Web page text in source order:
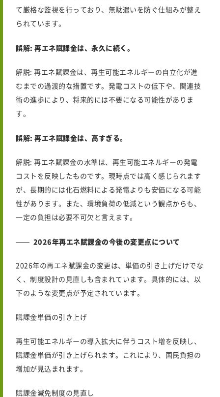
て厳格な監視を行っており、無駄遣いを防ぐ仕組みが整え
られています。
誤解: 再エネ賦課金は、永久に続く。
解説: 再エネ賦課金は、再生可能エネルギーの自立化が進
むまでの過渡的な措置です。発電コストの低下や、関連技
術の進歩により、将来的には不要になる可能性がありま
す。
誤解: 再エネ賦課金は、高すぎる。
解説: 再エネ賦課金の水準は、再生可能エネルギーの発電
コストを反映したものです。現時点では高く感じられます
が、長期的には化石燃料による発電よりも安価になる可能
性があります。また、環境負荷の低減という観点からも、
一定の負担は必要不可欠と言えます。
2026年再エネ賦課金の今後の変更点について
2026年の再エネ賦課金の変更は、単価の引き上げだけでな
く、制度設計の見直しも含まれています。具体的には、以
下のような変更点が予定されています。
賦課金単価の引き上げ
再生可能エネルギーの導入拡大に伴うコスト増を反映し、
賦課金単価が引き上げられます。これにより、国民負担の
増加が見込まれます。
賦課金減免制度の見直し